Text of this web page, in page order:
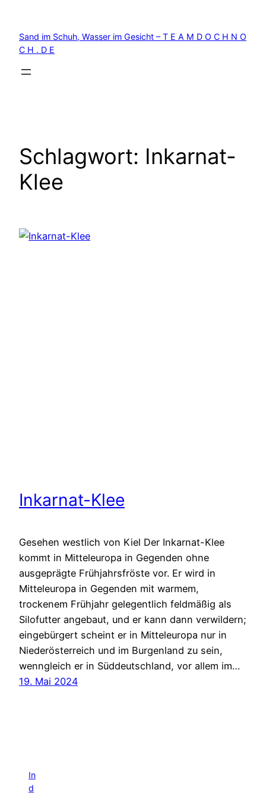
springen
Sand im Schuh, Wasser im Gesicht – T E A M D O C H N O
C H . D E
Schlagwort: Inkarnat-
Klee
Inkarnat-Klee
Gesehen westlich von Kiel Der Inkarnat-Klee
kommt in Mitteleuropa in Gegenden ohne
ausgeprägte Frühjahrsfröste vor. Er wird in
Mitteleuropa in Gegenden mit warmem,
trockenem Frühjahr gelegentlich feldmäßig als
Silofutter angebaut, und er kann dann verwildern;
eingebürgert scheint er in Mitteleuropa nur in
Niederösterreich und im Burgenland zu sein,
wenngleich er in Süddeutschland, vor allem im…
19. Mai 2024
In
d